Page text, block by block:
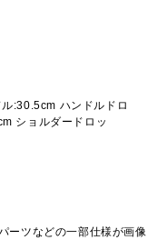
:30.5cm ハンドルドロ
ショルダードロッ
ーツなどの一部仕様が画像